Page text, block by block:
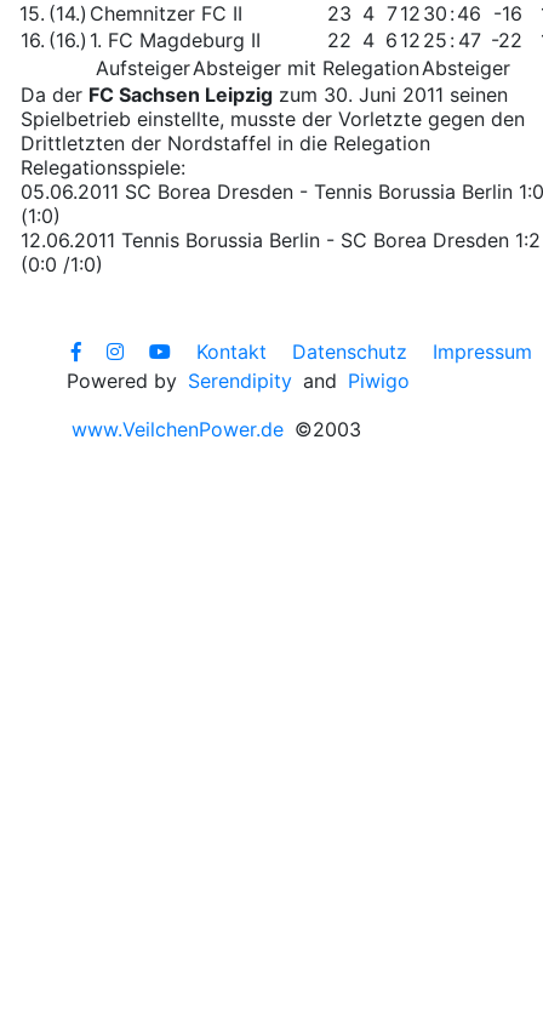
15. (14.) Chemnitzer FC II 23 4 712 30 :46 -16
16. (16.) 1. FC Magdeburg II 22 4 6 12 25 : 47 -22
AufsteigerAbsteiger mit RelegationAbsteiger
Da der FC Sachsen Leipzig zum 30. Juni 2011 seinen
Spielbetrieb einstellte, musste der Vorletzte gegen den
Drittletzten der Nordstaffel in die Relegation
Relegationsspiele:
05.06.2011 SC Borea Dresden - Tennis Borussia Berlin 1:0
(1:0)
12.06.2011 Tennis Borussia Berlin - SC Borea Dresden 1:2
(0:0 /1:0)
Kontakt Datenschutz
Impressum
Powered by Serendipity and Piwigo
www.VeilchenPower.de ©2003